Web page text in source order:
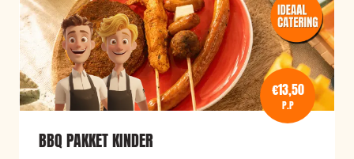
€13,50
P.P
BBQ PAKKET KINDER